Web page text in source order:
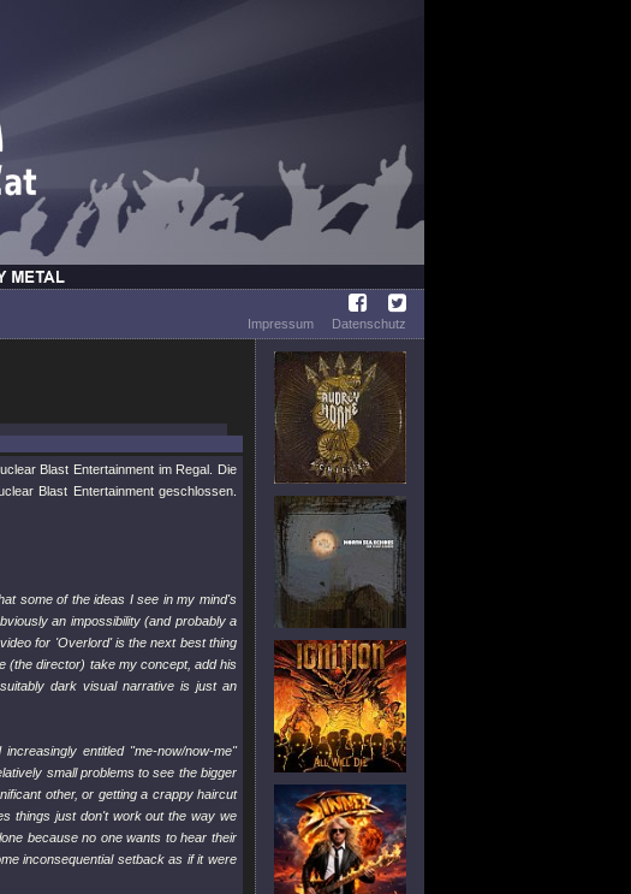
Impressum
Datenschutz
Blast Entertainment im Regal. Die
Blast Entertainment geschlossen.
some of the ideas I see in my mind's
an impossibility (and probably a
for 'Overlord' is the next best thing
(the director) take my concept, add his
dark visual narrative is just an
entitled "me-now/now-me"
small problems to see the bigger
other, or getting a crappy haircut
things just don't work out the way we
because no one wants to hear their
inconsequential setback as if it were